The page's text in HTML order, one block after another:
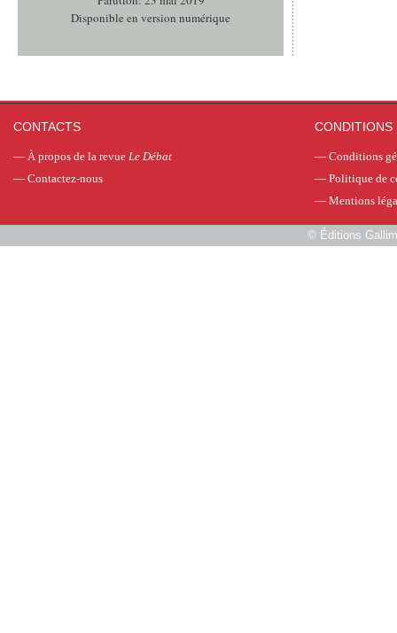
Disponible en version numérique
CONTACTS
— À propos de la revue Le Débat
— Contactez-nous
CONDITIONS
— Conditions
— Politique de
— Mentions
© Éditions